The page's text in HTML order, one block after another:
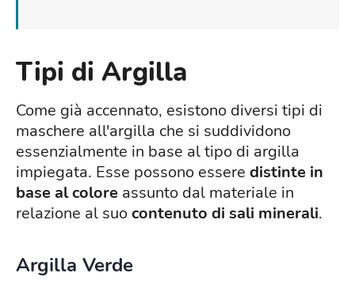
Tipi di Argilla
Come già accennato, esistono diversi tipi di
maschere all'argilla che si suddividono
essenzialmente in base al tipo di argilla
impiegata. Esse possono essere distinte in
base al colore assunto dal materiale in
relazione al suocontenuto di sali minerali.
Argilla Verde